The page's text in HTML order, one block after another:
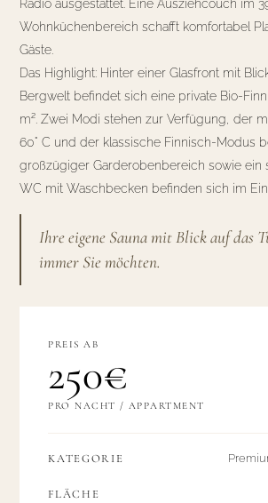
Radio ausgestattet. Eine Ausziehcouch im
Wohnküchenbereich schafft komfortabel
Gäste.
Das Highlight: Hinter einer Glasfront mit
Bergwelt befindet sich eine private Bio-
m². Zwei Modi stehen zur Verfügung, der
60° C und der klassische Finnisch-Modus
großzügiger Garderobenbereich sowie ein
WC mit Waschbecken befinden sich im
Ihre eigene Sauna mit Blick auf das
immer Sie möchten.
PREIS AB
250€
PRO NACHT / APPARTMENT
KATEGORIE
FLÄCHE